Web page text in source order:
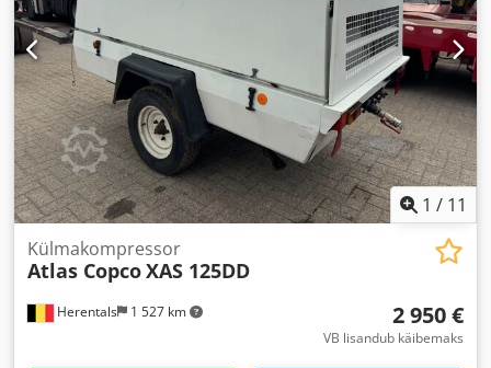
1 / 11
Herentals 1 527 km
Külmakompressor
Atlas CopcoXAS 125DD
2 950 €
VB lisandub käibemaks